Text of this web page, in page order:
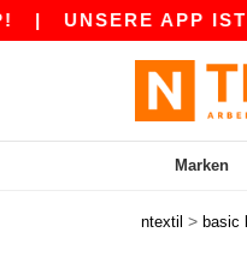
UNSERE APP IST
Marken
ntextil > basic